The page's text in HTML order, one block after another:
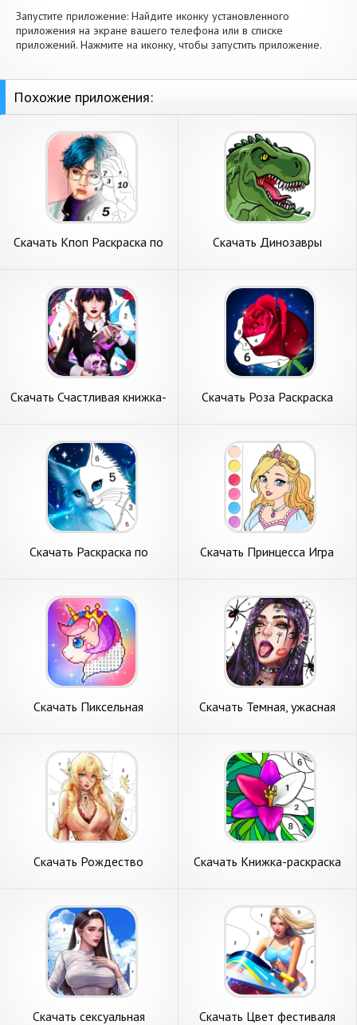
Запустите приложение: Найдите иконку установленного
приложения на экране вашего телефона или в списке
приложений. Нажмите на иконку, чтобы запустить приложение.
Похожие приложения:
Скачать Кпоп Раскраска по
Андроид
Скачать Динозавры
Андроид
Скачать Счастливая книжка-
Скачать Роза Раскраска
Андроид
Скачать Раскраска по
Андроид
Скачать Принцесса Игра
на Андроид
Скачать Пиксельная
на Андроид
Скачать Темная, ужасная
на Андроид
Скачать Рождество
на Андроид
Скачать Книжка-раскраска
Скачать сексуальная
Скачать Цвет фестиваля